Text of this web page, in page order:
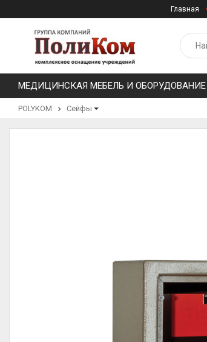
Главная
МЕДИЦИНСКАЯ МЕБЕЛЬ И ОБОРУДОВАНИЕ
POLYKOM Сейфы